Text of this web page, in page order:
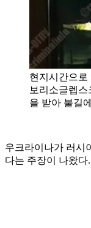
현지시간으로
보리소글렙
을 받아 불길
우크라이나가 러시
다는 주장이 나왔다.